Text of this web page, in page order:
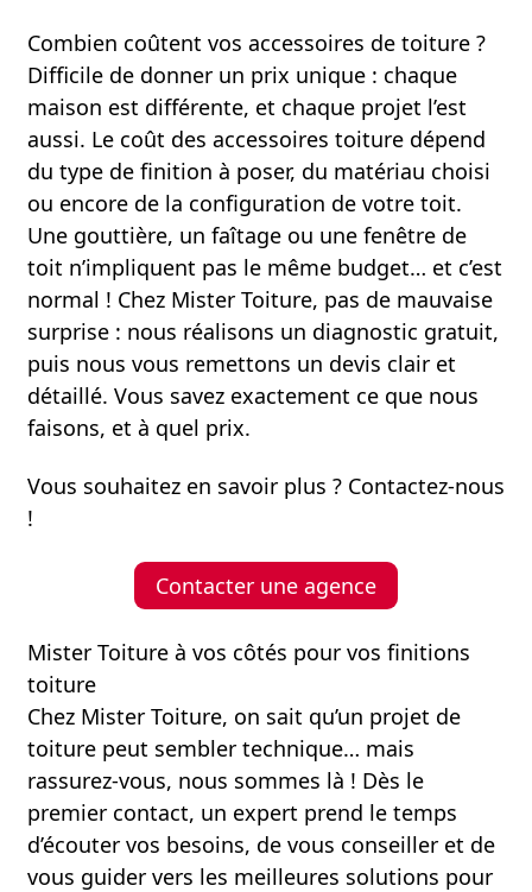
Combien coûtent vos accessoires de toiture ?
Difficile de donner un prix unique : chaque
maison est différente, et chaque projet l’est
aussi. Le coût des accessoires toiture dépend
du type de finition à poser, du matériau choisi
ou encore de la configuration de votre toit.
Une gouttière, un faîtage ou une fenêtre de
toit n’impliquent pas le même budget… et c’est
normal ! Chez Mister Toiture, pas de mauvaise
surprise : nous réalisons un diagnostic gratuit,
puis nous vous remettons un devis clair et
détaillé. Vous savez exactement ce que nous
faisons, et à quel prix.
Vous souhaitez en savoir plus ? Contactez-nous
!
Contacter une agence
Mister Toiture à vos côtés pour vos finitions
toiture
Chez Mister Toiture, on sait qu’un projet de
toiture peut sembler technique… mais
rassurez-vous, nous sommes là ! Dès le
premier contact, un expert prend le temps
d’écouter vos besoins, de vous conseiller et de
vous guider vers les meilleures solutions pour